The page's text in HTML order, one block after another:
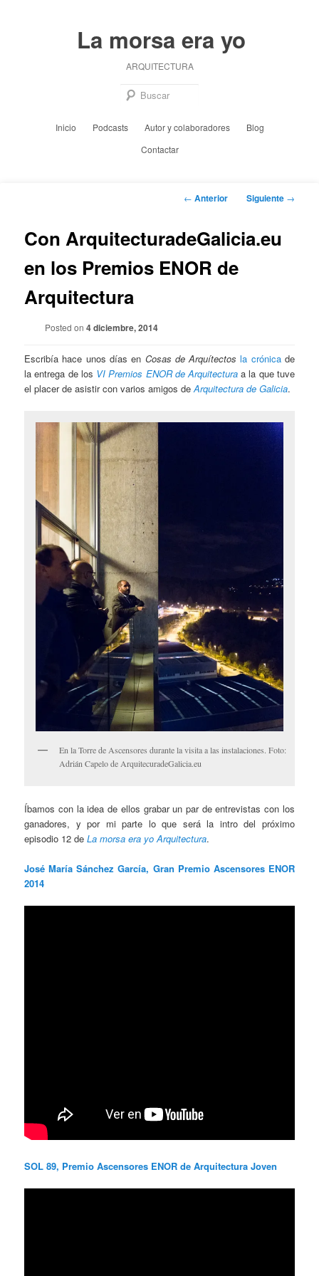
La morsa era yo
ARQUITECTURA
Inicio Podcasts Autor y colaboradores
Blog
Contactar
Navegación
← Anterior Siguiente →
Con ArquitecturadeGalicia.eu
en los Premios ENOR de
Arquitectura
Posted on 4 diciembre, 2014
Escribía hace unos días en Cosas de Arquítectos la crónicade
la entrega de los VI Premios ENOR de Arquitecturaa la que tuve
el placer de asistir con varios amigos deArquitectura de Galicia.
En la Torre de Ascensores durante la visita a las instalaciones. Foto:
Adrián Capelo de ArquitecuradeGalicia.eu
Íbamos con la idea de ellos grabar un par de entrevistas con los
ganadores, y por mi parte lo que será la intro del próximo
episodio 12 deLa morsa era yo Arquitectura.
José María Sánchez García, Gran Premio Ascensores ENOR
2014
SOL 89, Premio Ascensores ENOR de Arquitectura Joven